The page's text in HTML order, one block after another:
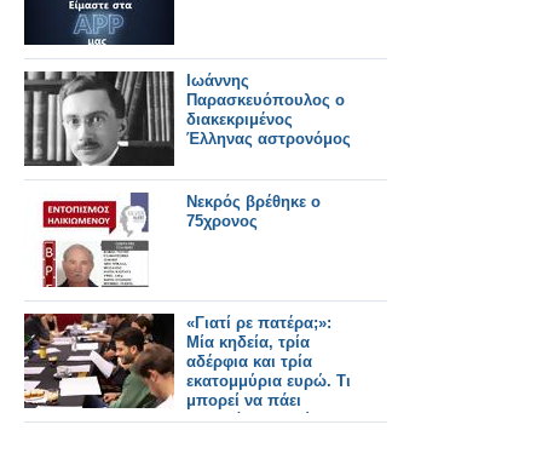
Ιωάννης
Παρασκευόπουλος ο
διακεκριμένος
Έλληνας αστρονόμος
Νεκρός βρέθηκε ο
75χρονος
«Γιατί ρε πατέρα;»:
Μία κηδεία, τρία
αδέρφια και τρία
εκατομμύρια ευρώ. Τι
μπορεί να πάει
στραβά; - Η πρώτη